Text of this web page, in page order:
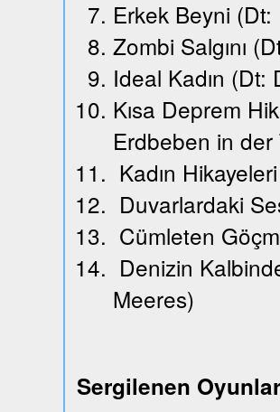
Erkek Beyni
Zombi Salgını
Ideal Kadın
Kısa Deprem
Erdbeben in
Kadın
Duvarlardaki
Cümleten
Denizin
Meeres)
Sergilenen Oyunlar